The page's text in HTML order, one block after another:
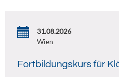
31.08.2026
Wien
Fortbildungskurs für